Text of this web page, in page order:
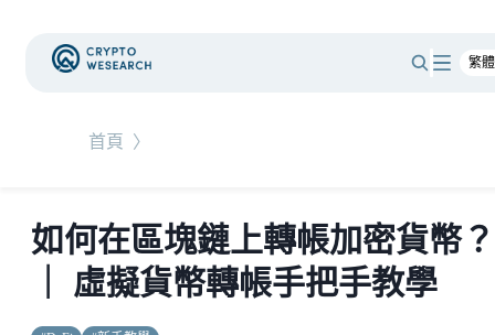
首頁 〉
如何在區塊鏈上轉帳加密貨幣？
｜ 虛擬貨幣轉帳手把手教學